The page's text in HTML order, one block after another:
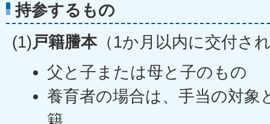
持参するもの
(1)戸籍謄本（1か月以内に交付さ
父と子または母と子のもの
養育者の場合は、手当の対象
籍